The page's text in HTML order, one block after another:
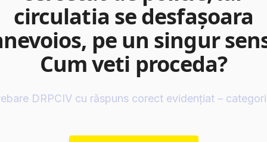
circulatia se desfaşoara
pe un singur
Cum veti proceda?
DRPCIV cu răspuns corect evidențiat –